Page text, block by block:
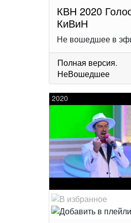
КВН 2020
КиВиН
Не вошедшее в
Полная версия.
НеВошедшее
2020